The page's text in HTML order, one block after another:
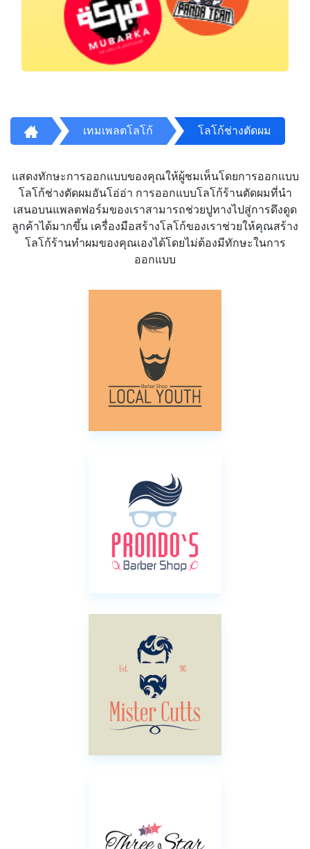
เทมเพลตโลโก้ โลโก้ช่างตัดผม
แสดงทักษะการออกแบบของคุณให้ผู้ชมเห็นโดยการออกแบบ
โลโก้ช่างตัดผมอันโอ่อ่า การออกแบบโลโก้ร้านตัดผมที่นำ
เสนอบนแพลตฟอร์มของเราสามารถช่วยปูทางไปสู่การดึงดูด
ลูกค้าได้มากขึ้น เครื่องมือสร้างโลโก้ของเราช่วยให้คุณสร้าง
โลโก้ร้านทำผมของคุณเองได้โดยไม่ต้องมีทักษะในการ
ออกแบบ